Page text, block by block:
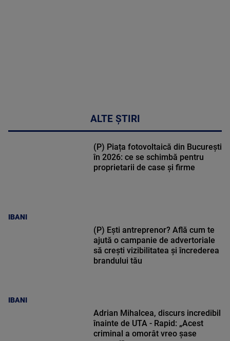
ALTE ȘTIRI
IBANI
(P) Piața fotovoltaică din București
în 2026: ce se schimbă pentru
proprietarii de case și firme
IBANI
(P) Ești antreprenor? Află cum te
ajută o campanie de advertoriale
să crești vizibilitatea și încrederea
brandului tău
Adrian Mihalcea, discurs incredibil
înainte de UTA - Rapid: „Acest
criminal a omorât vreo șase